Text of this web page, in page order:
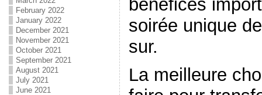
February 2022
January 2022
December 2021
November 2021
October 2021
September 2021
August 2021
July 2021
June 2021
bénéfices
soirée unique
sur.
La meilleure